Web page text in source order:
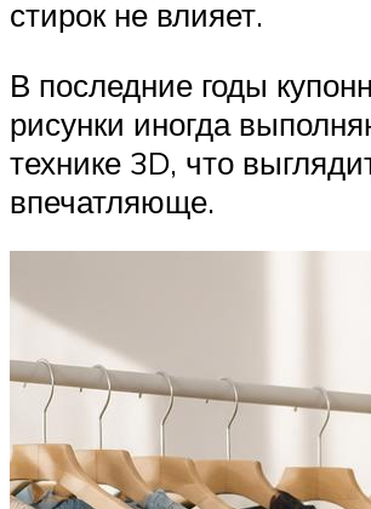
стирок не влияет.
В последние годы
рисунки иногда
технике 3D, что
впечатляюще.